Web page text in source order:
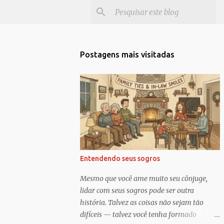
Postagens mais visitadas
Entendendo seus sogros
Mesmo que você ame muito seu cônjuge,
lidar com seus sogros pode ser outra
história. Talvez as coisas não sejam tão
difíceis — talvez você tenha formado